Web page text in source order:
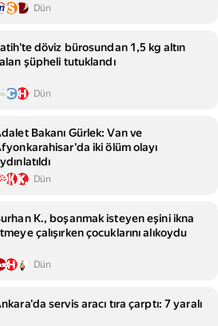
Dün
döviz bürosundan 1,5 kg altın
şüpheli tutuklandı
Dün
Bakanı Gürlek: Van ve
iki ölüm olayı
Dün
K., boşanmak isteyen eşini ikna
çalışırken çocuklarını alıkoydu
Dün
servis aracı tıra çarptı: 7 yaralı